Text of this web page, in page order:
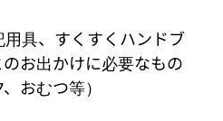
用具、すくすくハンドブ
お出かけに必要なもの
おむつ等）